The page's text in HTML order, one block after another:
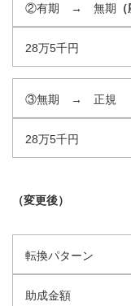
②有期 → 無期
28万5千円
③無期 → 正規
28万5千円
（変更後）
転換パターン
助成金額